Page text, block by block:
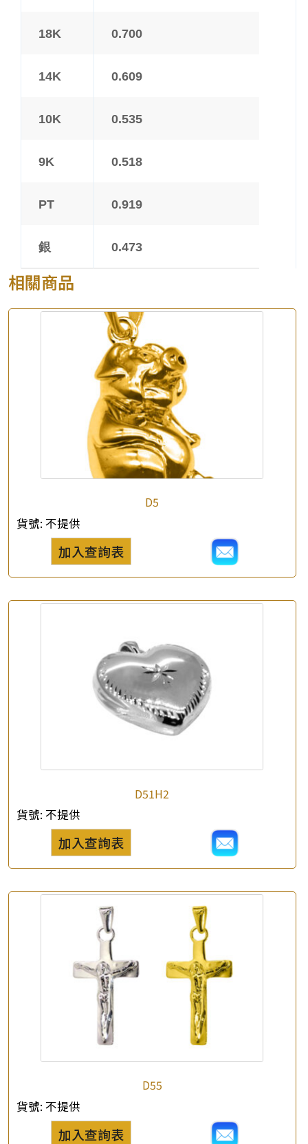
產品查詢
公司名稱
*e-mail
*聯絡電話
18K 0.700
14K 0.609
10K 0.535
9K 0.518
PT 0.919
銀 0.473
相關商品
D5
貨號: 不提供
加入查詢表
D51H2
貨號: 不提供
加入查詢表
D55
貨號: 不提供
加入查詢表